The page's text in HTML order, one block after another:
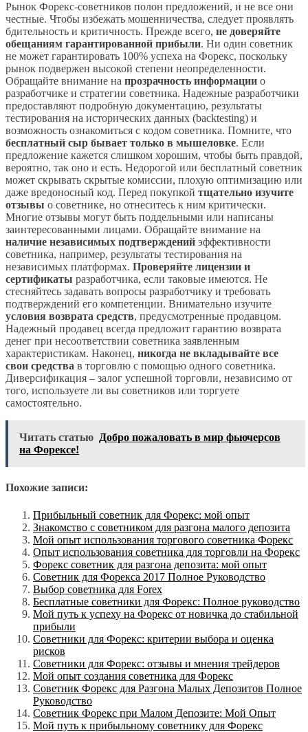
Рынок Форекс-советников полон предложений, и не все они
честные. Чтобы избежать мошенничества, следует проявлять
бдительность и критичность. Прежде всего, не доверяйте
обещаниям гарантированной прибыли. Ни один советник
не может гарантировать 100% успеха на Форекс, поскольку
рынок подвержен высокой степени неопределенности.
Обращайте внимание на прозрачность информации о
разработчике и стратегии советника. Надежные разработчики
предоставляют подробную документацию, результаты
тестирования на исторических данных (backtesting) и
возможность ознакомиться с кодом советника. Помните, что
бесплатный сыр бывает только в мышеловке. Если
предложение кажется слишком хорошим, чтобы быть правдой,
вероятно, так оно и есть. Недорогой или бесплатный советник
может скрывать скрытые комиссии, плохую оптимизацию или
даже вредоносный код. Перед покупкой тщательно изучите
отзывы о советнике, но отнеситесь к ним критически.
Многие отзывы могут быть поддельными или написаны
заинтересованными лицами. Обращайте внимание на
наличие независимых подтверждений эффективности
советника, например, результаты тестирования на
независимых платформах. Проверяйте лицензии и
сертификаты разработчика, если таковые имеются. Не
стесняйтесь задавать вопросы разработчику и требовать
подтверждений его компетенции. Внимательно изучите
условия возврата средств, предусмотренные продавцом.
Надежный продавец всегда предложит гарантию возврата
денег при несоответствии советника заявленным
характеристикам. Наконец, никогда не вкладывайте все
свои средства в торговлю с помощью одного советника.
Диверсификация – залог успешной торговли, независимо от
того, используете ли вы советников или торгуете
самостоятельно.
Читать статью Добро пожаловать в мир фьючерсов
на Форексе!
Похожие записи:
Прибыльный советник для Форекс: мой опыт
Знакомство с советником для разгона малого депозита
Мой опыт использования торгового советника Форекс
Опыт использования советника для торговли на Форекс
Форекс советник для разгона депозита: мой опыт
Советник для Форекса 2017 Полное Руководство
Выбор советника для Forex
Бесплатные советники для Форекс: Полное руководство
Мой путь к успеху на Форекс от новичка до стабильной
прибыли
Советники для Форекс: критерии выбора и оценка
рисков
Советники для Форекс: отзывы и мнения трейдеров
Мой опыт создания советника для Форекс
Советник Форекс для Разгона Малых Депозитов Полное
Руководство
Советник Форекс при Малом Депозите: Мой Опыт
Мой путь к прибыльному советнику для Форекс